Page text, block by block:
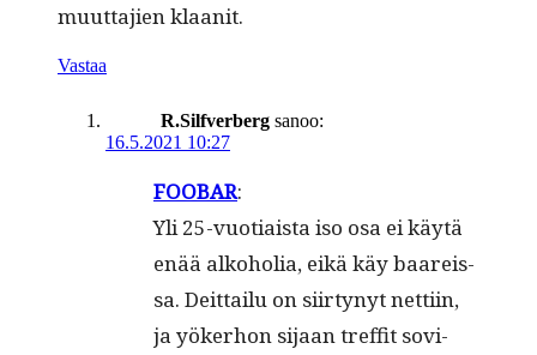
muut­ta­jien klaanit.
Vastaa
R.Silfverberg sanoo:
16.5.2021 10:27
FOOBAR:
Yli 25-vuo­ti­aista iso osa ei käytä
enää alko­ho­lia, eikä käy baareis­
sa. Deit­tailu on siir­tynyt net­ti­in,
ja yök­er­hon sijaan tre­f­fit sovi­